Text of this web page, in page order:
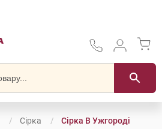
Сірка Сірка В Ужгороді